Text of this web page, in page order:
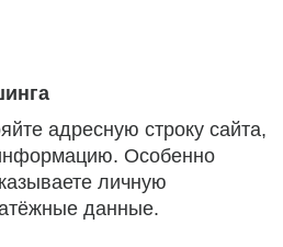
адресную строку сайта,
Особенно
личную
данные.